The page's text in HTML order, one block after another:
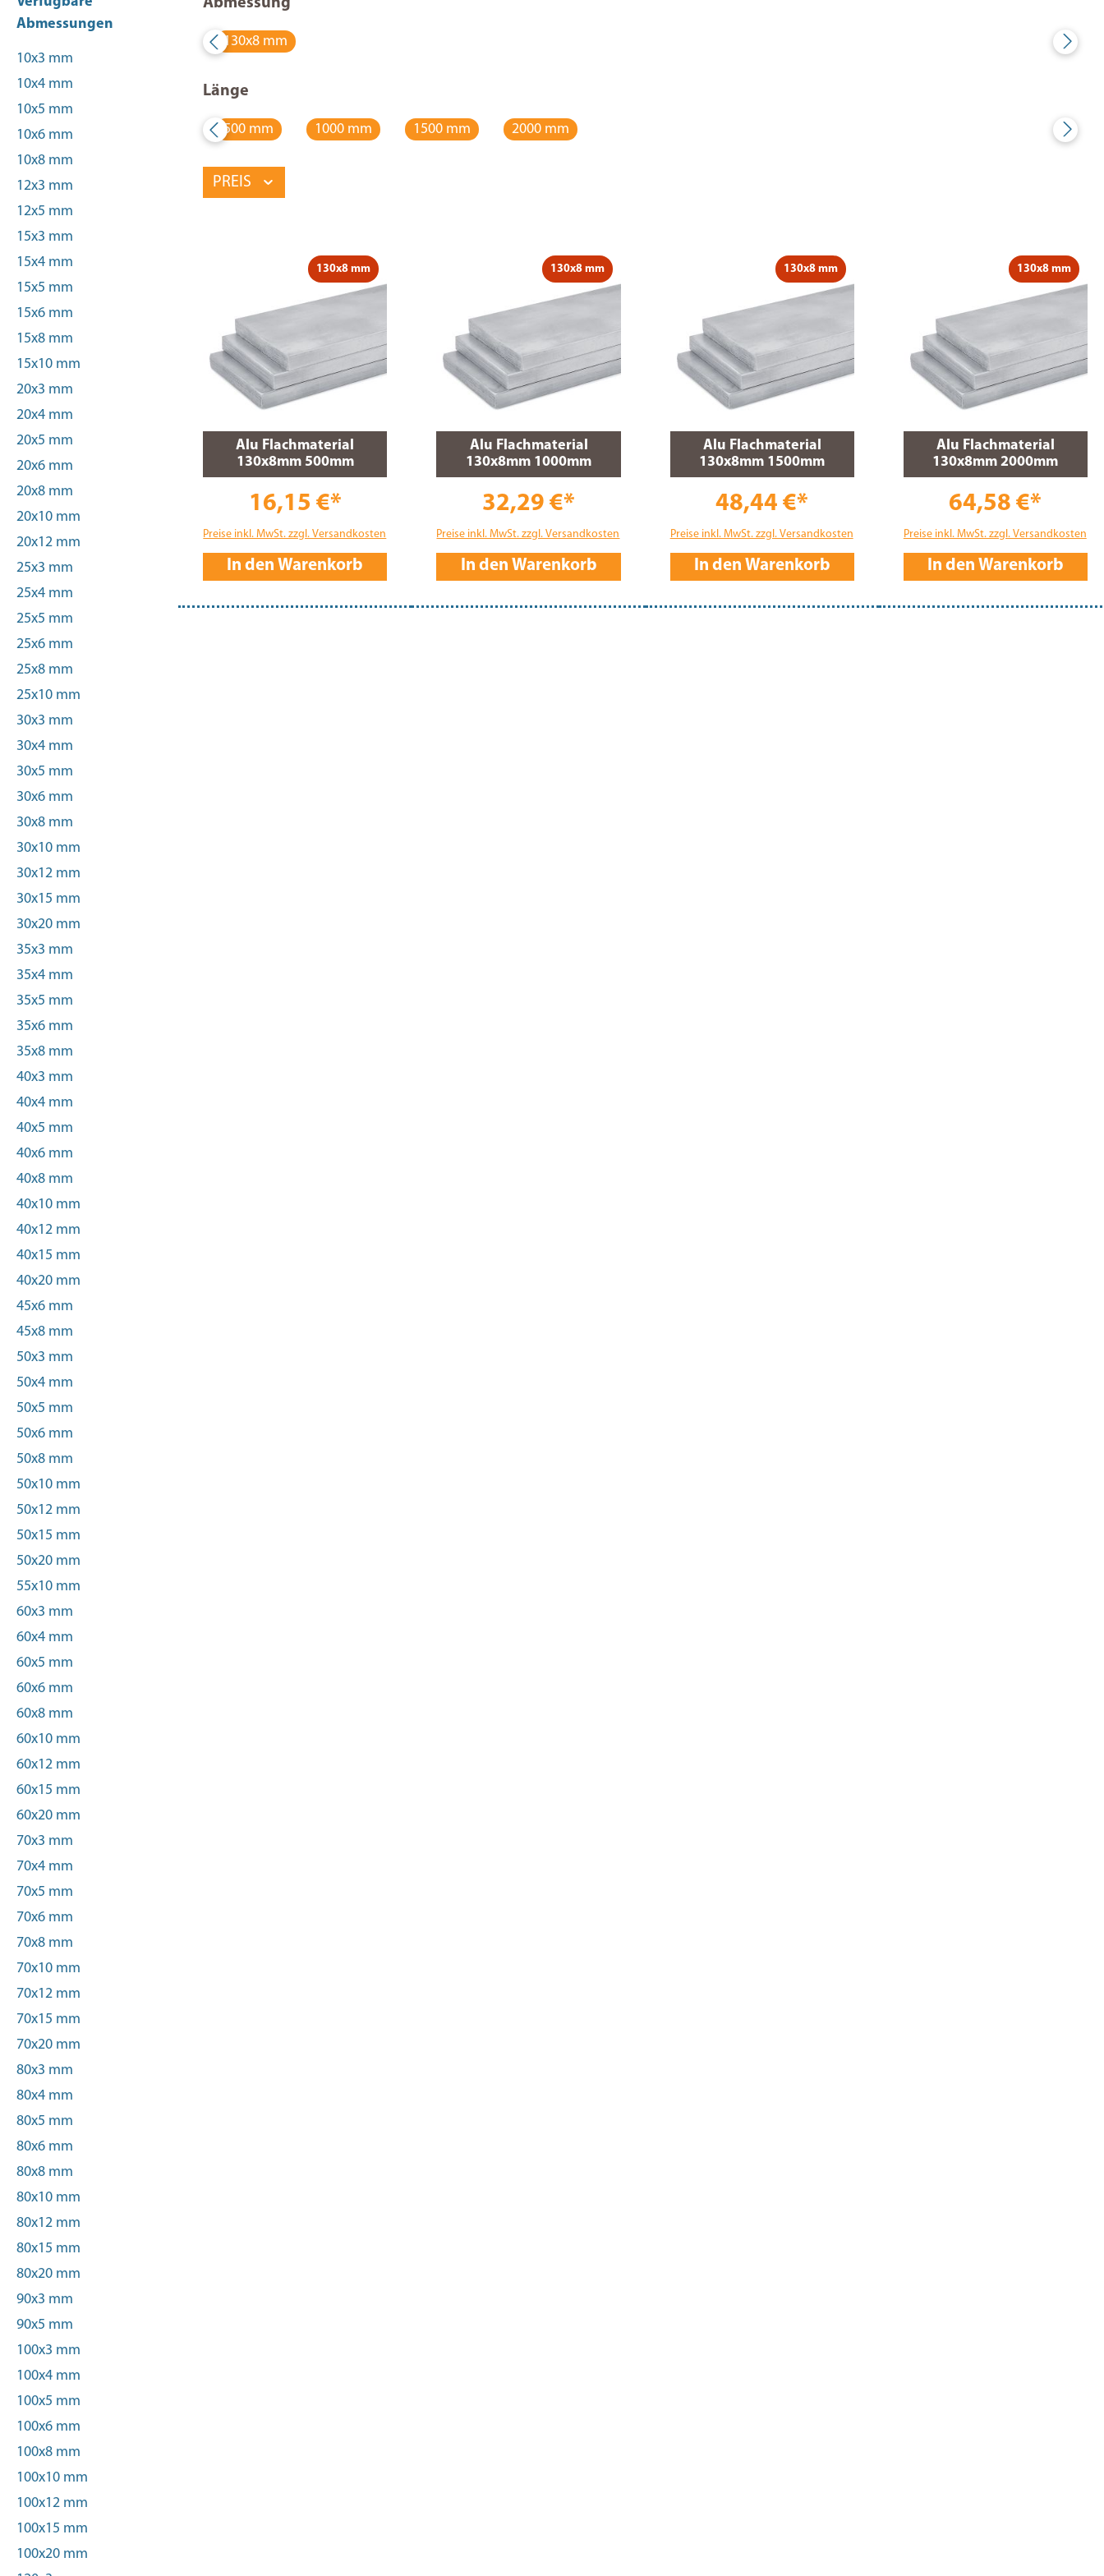
Abmessungen
10x3 mm
10x4 mm
10x5 mm
10x6 mm
10x8 mm
12x3 mm
12x5 mm
15x3 mm
15x4 mm
15x5 mm
15x6 mm
15x8 mm
15x10 mm
20x3 mm
20x4 mm
20x5 mm
20x6 mm
20x8 mm
20x10 mm
20x12 mm
25x3 mm
25x4 mm
25x5 mm
25x6 mm
25x8 mm
25x10 mm
30x3 mm
30x4 mm
30x5 mm
30x6 mm
30x8 mm
30x10 mm
30x12 mm
30x15 mm
30x20 mm
35x3 mm
35x4 mm
35x5 mm
35x6 mm
35x8 mm
40x3 mm
40x4 mm
40x5 mm
40x6 mm
40x8 mm
40x10 mm
40x12 mm
40x15 mm
40x20 mm
45x6 mm
45x8 mm
50x3 mm
50x4 mm
50x5 mm
50x6 mm
50x8 mm
50x10 mm
50x12 mm
50x15 mm
50x20 mm
55x10 mm
60x3 mm
60x4 mm
60x5 mm
60x6 mm
60x8 mm
60x10 mm
60x12 mm
60x15 mm
60x20 mm
70x3 mm
70x4 mm
70x5 mm
70x6 mm
70x8 mm
70x10 mm
70x12 mm
70x15 mm
70x20 mm
80x3 mm
80x4 mm
80x5 mm
80x6 mm
80x8 mm
80x10 mm
80x12 mm
80x15 mm
80x20 mm
90x3 mm
90x5 mm
100x3 mm
100x4 mm
100x5 mm
100x6 mm
100x8 mm
100x10 mm
100x12 mm
100x15 mm
100x20 mm
Abmessung
130x8 mm
Länge
500 mm 1000 mm 1500 mm 2000 mm
PREIS
130x8 mm
Alu Flachmaterial
130x8mm 500mm
16,15 €*
Preise inkl. MwSt. zzgl. Versandkosten
In den Warenkorb
130x8 mm
Alu Flachmaterial
130x8mm 1000mm
32,29 €*
Preise inkl. MwSt. zzgl. Versandkosten
In den Warenkorb
130x8 mm
Alu Flachmaterial
130x8mm 1500mm
48,44 €*
Preise inkl. MwSt. zzgl. Versandkosten
In den Warenkorb
130x8 mm
Alu Flachmaterial
130x8mm 2000mm
64,58 €*
Preise inkl. MwSt. zzgl. Versandkosten
In den Warenkorb